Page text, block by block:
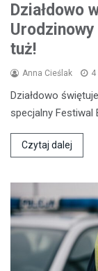
Działdowo
tuż!
Anna Cieślak 4
Działdowo
specjalny Festiwal
Czytaj dalej